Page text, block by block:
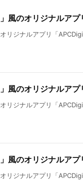
風のオリジナルア
リジナルアプリ「
風のオリジナルア
リジナルアプリ「
風のオリジナルア
リジナルアプリ「